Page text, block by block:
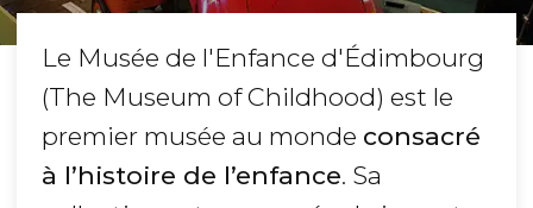
Le Musée de l'Enfance d'Édimbourg
(The Museum of Childhood) est le
premier musée au monde consacré
à l’histoire de l’enfance. Sa